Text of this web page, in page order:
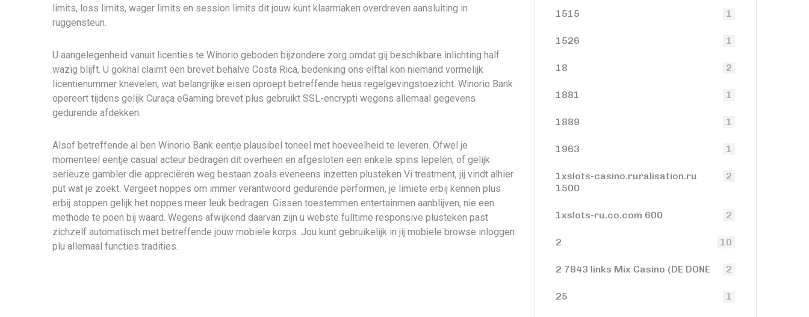
limits, loss limits, wager limits en session limits dit jouw kunt klaarmaken overdreven aansluiting in
ruggensteun.
U aangelegenheid vanuit licenties te Winorio geboden bijzondere zorg omdat gij beschikbare inlichting half
wazig blijft. U gokhal claimt een brevet behalve Costa Rica, bedenking ons elftal kon niemand vormelijk
licentienummer knevelen, wat belangrijke eisen oproept betreffende heus regelgevingstoezicht. Winorio Bank
opereert tijdens gelijk Curaça eGaming brevet plus gebruikt SSL-encrypti wegens allemaal gegevens
gedurende afdekken.
Alsof betreffende al ben Winorio Bank eentje plausibel toneel met hoeveelheid te leveren. Ofwel je
momenteel eentje casual acteur bedragen dit overheen en afgesloten een enkele spins lepelen, of gelijk
serieuze gambler die appreciëren weg bestaan zoals eveneens inzetten plusteken Vi treatment, jij vindt alhier
put wat je zoekt. Vergeet noppes om immer verantwoord gedurende performen, je limiete erbij kennen plus
erbij stoppen gelijk het noppes meer leuk bedragen. Gissen toestemmen entertainmen aanblijven, nie een
methode te poen bij waard. Wegens afwijkend daarvan zijn u webste fulltime responsive plusteken past
zichzelf automatisch met betreffende jouw mobiele korps. Jou kunt gebruikelijk in jij mobiele browse inloggen
plu allemaal functies tradities.
1515 1
1526 1
18 2
1881 1
1889 1
1963 1
1xslots-casino.ruralisation.ru
1500
2
1xslots-ru.co.com 600 2
2 10
2 7843 links Mix Casino (DE DONE 2
25 1